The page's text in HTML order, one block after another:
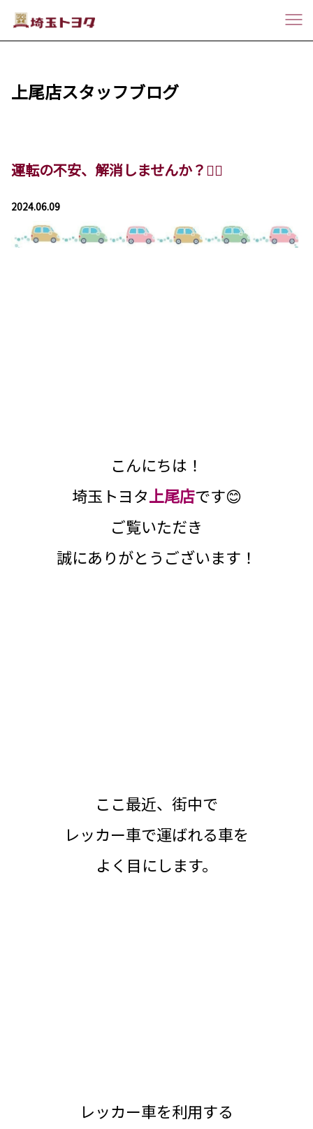
上尾店スタッフブログ
運転の不安、解消しませんか？💁‍♀️
2024.06.09
こんにちは！
埼玉トヨタ上尾店です😊
ご覧いただき
誠にありがとうございます！
ここ最近、街中で
レッカー車で運ばれる車を
よく目にします。
レッカー車を利用する